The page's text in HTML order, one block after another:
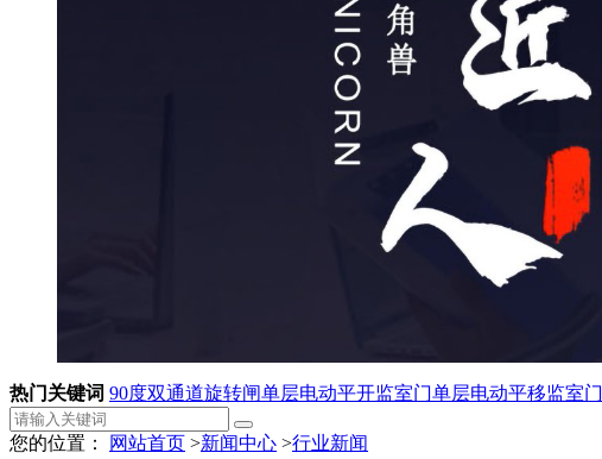
热门关键词 90度双通道旋转闸单层电动平开监室门单层电动平移监室门
您的位置： 网站首页 >新闻中心 >行业新闻